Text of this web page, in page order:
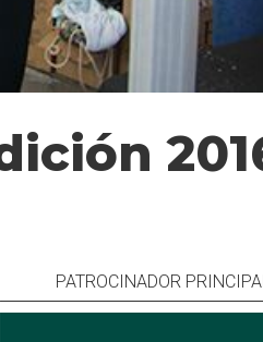
PATROCINADOR